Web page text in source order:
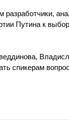
Путина к
спикерам